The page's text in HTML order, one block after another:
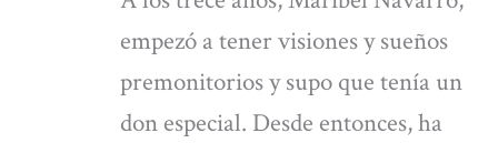
empezó a tener visiones y sueños
premonitorios y supo que tenía un
don especial. Desde entonces, ha